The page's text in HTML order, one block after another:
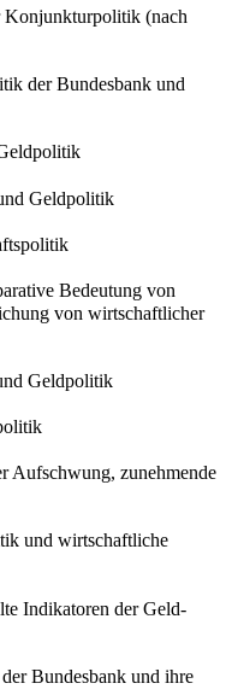
Konjunkturpolitik (nach
der Bundesbank und
Geldpolitik
Bedeutung von
von wirtschaftlicher
Geldpolitik
Aufschwung, zunehmende
und wirtschaftliche
Indikatoren der Geld-
Bundesbank und ihre